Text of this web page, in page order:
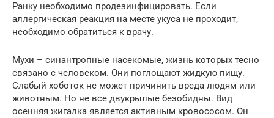
Ранку необходимо продезинфицировать. Если
аллергическая реакция на месте укуса не проходит,
необходимо обратиться к врачу.
Мухи – синантропные насекомые, жизнь которых тесно
связано с человеком. Они поглощают жидкую пищу.
Слабый хоботок не может причинить вреда людям или
животным. Но не все двукрылые безобидны. Вид
осенняя жигалка является активным кровососом. Он